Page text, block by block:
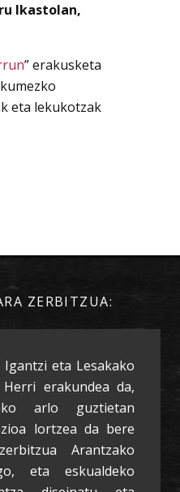
Ikastolan,
” erakusketa
eta lekukotzak
ZERBITZUA:
Igantzi eta Lesakako
erakundea da,
arlo guztietan
lortzea da bere
Arantzako
eta eskualdeko